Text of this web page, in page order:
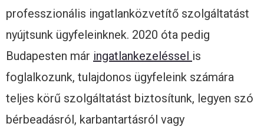
professzionális ingatlanközvetítő szolgáltatást
nyújtsunk ügyfeleinknek. 2020 óta pedig
Budapesten már ingatlankezeléssel is
foglalkozunk, tulajdonos ügyfeleink számára
teljes körű szolgáltatást biztosítunk, legyen szó
bérbeadásról, karbantartásról vagy